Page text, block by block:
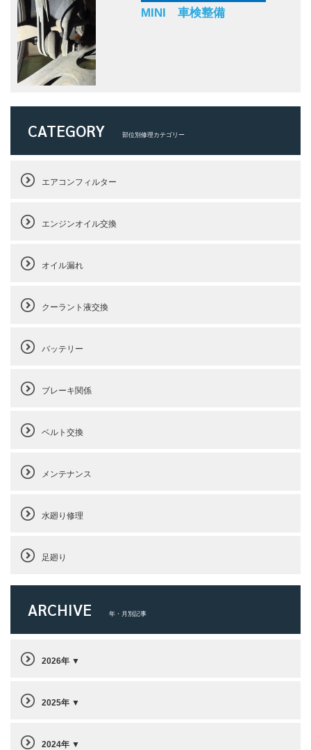
MINI 車検整備
CATEGORY 部位別修理カテゴリー
エアコンフィルター
エンジンオイル交換
オイル漏れ
クーラント液交換
バッテリー
ブレーキ関係
ベルト交換
メンテナンス
水廻り修理
足廻り
ARCHIVE 年・月別記事
2026年
2025年
2024年